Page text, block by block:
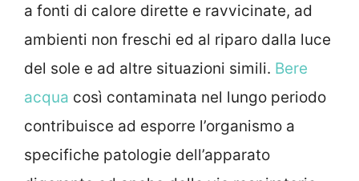
a fonti di calore dirette e ravvicinate, ad
ambienti non freschi ed al riparo dalla luce
del sole e ad altre situazioni simili. Bere
acqua così contaminata nel lungo periodo
contribuisce ad esporre l’organismo a
specifiche patologie dell’apparato